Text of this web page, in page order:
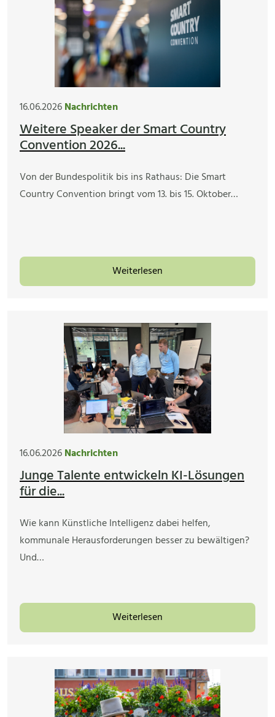
16.06.2026Nachrichten
Weitere Speaker der Smart Country
Convention 2026...
Von der Bundespolitik bis ins Rathaus: Die Smart
Country Convention bringt vom 13. bis 15. Oktober…
Weiterlesen
16.06.2026Nachrichten
Junge Talente entwickeln KI-Lösungen
für die...
Wie kann Künstliche Intelligenz dabei helfen,
kommunale Herausforderungen besser zu bewältigen?
Und…
Weiterlesen